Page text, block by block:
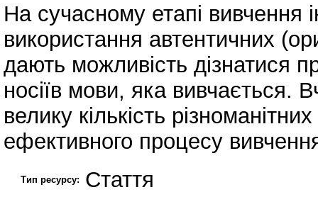
На сучасному етапі вивчення
використання автентичних
дають можливість дізнатися
носіїв мови, яка вивчається.
велику кількість
ефективного процесу
Тип ресурсу: Стаття